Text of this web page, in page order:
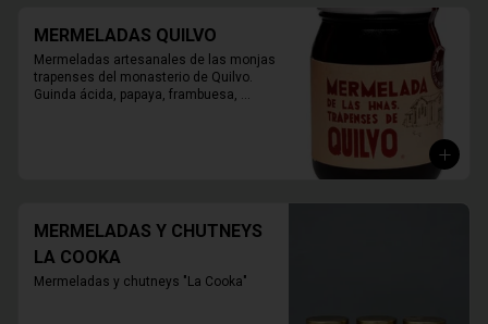
MERMELADAS QUILVO
Mermeladas artesanales de las monjas
trapenses del monasterio de Quilvo.
Guinda ácida, papaya, frambuesa,
MERMELADAS Y CHUTNEYS
LA COOKA
Mermeladas y chutneys "La Cooka"